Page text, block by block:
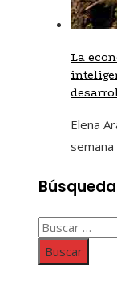
La
Elena
semana
Búsqueda
Buscar: